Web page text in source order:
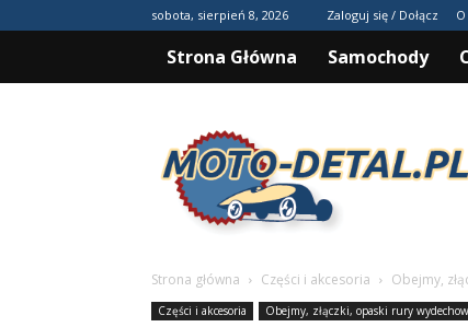
sobota, sierpień 8, 2026 Zaloguj się / Dołącz
Strona Główna Samochody
Moto-
detal.pl
Strona główna Części i akcesoria Obejmy,
Części i akcesoria Obejmy, złączki, opaski rury